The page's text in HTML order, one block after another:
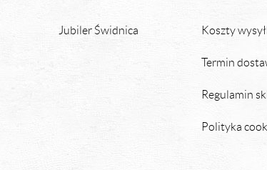
Jubiler Świdnica Koszty
Termin
Regulamin
Polityka